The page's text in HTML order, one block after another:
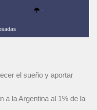
-
el sueño y aportar
a la Argentina al 1% de la